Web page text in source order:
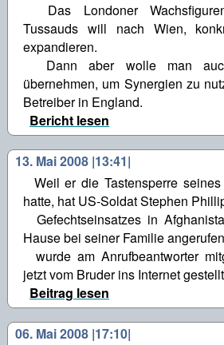
Das Londoner
Tussauds will nach Wien,
expandieren.
Dann aber wolle man
übernehmen, um Synergien zu
Betreiber in England.
Bericht lesen
13. Mai 2008 |13:41|
Weil er die Tastensperre
hatte, hat US-Soldat Stephen
Gefechtseinsatzes in
Hause bei seiner Familie
wurde am Anrufbeantworter
jetzt vom Bruder ins Internet
Beitrag lesen
06. Mai 2008 |17:10|